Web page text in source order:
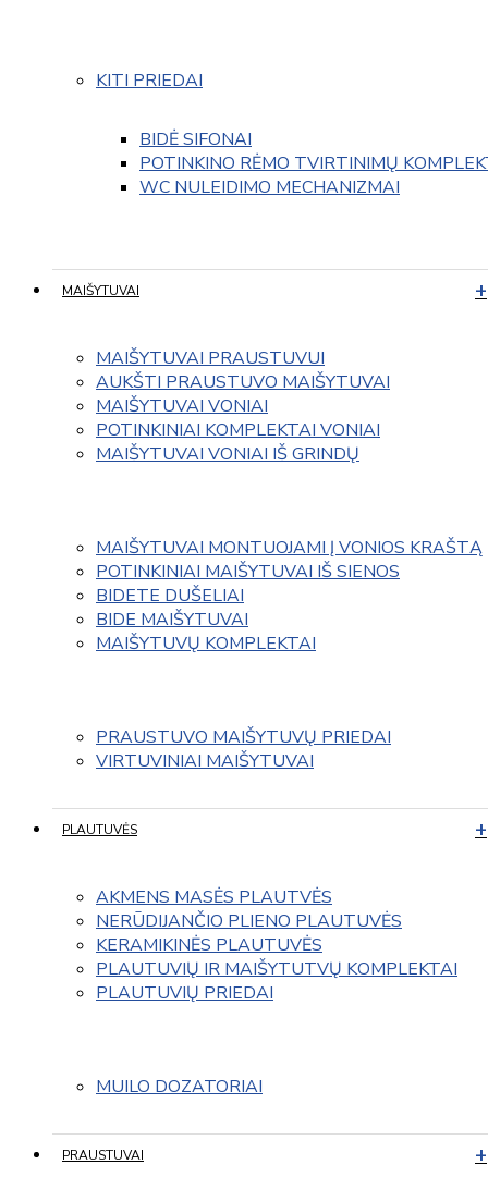
KITI PRIEDAI
BIDĖ SIFONAI
POTINKINO RĖMO TVIRTINIMŲ
WC NULEIDIMO MECHANIZMAI
MAIŠYTUVAI
MAIŠYTUVAI PRAUSTUVUI
AUKŠTI PRAUSTUVO MAIŠYTUVAI
MAIŠYTUVAI VONIAI
POTINKINIAI KOMPLEKTAI VONIAI
MAIŠYTUVAI VONIAI IŠ GRINDŲ
MAIŠYTUVAI MONTUOJAMI Į VONIOS KRAŠTĄ
POTINKINIAI MAIŠYTUVAI IŠ SIENOS
BIDETE DUŠELIAI
BIDE MAIŠYTUVAI
MAIŠYTUVŲ KOMPLEKTAI
PRAUSTUVO MAIŠYTUVŲ PRIEDAI
VIRTUVINIAI MAIŠYTUVAI
PLAUTUVĖS
AKMENS MASĖS PLAUTVĖS
NERŪDIJANČIO PLIENO PLAUTUVĖS
KERAMIKINĖS PLAUTUVĖS
PLAUTUVIŲ IR MAIŠYTUTVŲ KOMPLEKTAI
PLAUTUVIŲ PRIEDAI
MUILO DOZATORIAI
PRAUSTUVAI